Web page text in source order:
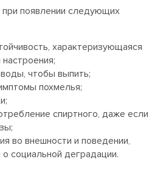
при появлении следующих
характеризующаяся
чтобы выпить;
похмелья;
спиртного, даже если
во внешности и поведении,
социальной деградации.